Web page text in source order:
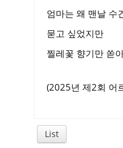
엄마는 왜 맨
묻고
찔레꽃 향기만 쏟
(2025년 제2회 어
List